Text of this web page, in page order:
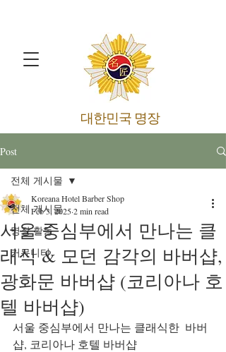
​대한민국 명장
Post
전체 게시물
명장 활동
커뮤니티
전체 게시물
서울 중심부에서 만나는 클
래식 & 모던 감각의 바버샵,
광화문 바버샵 (코리아나 호
텔 바버샵)
Koreana Hotel Barber Shop
Feb 3, 20252 min read
서울 중심부에서 만나는 클래식한  바버
샵, 코리아나 호텔 바버샵